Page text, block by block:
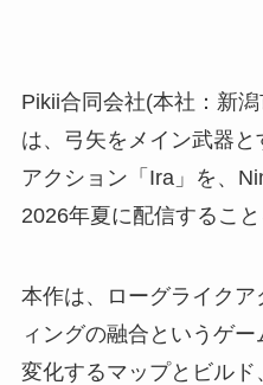
Pikii合同会社(本社：新
は、弓矢をメイン武器
アクション「Ira」を、
2026年夏に配信するこ
本作は、ローグライク
ィングの融合というゲ
変化するマップとビル